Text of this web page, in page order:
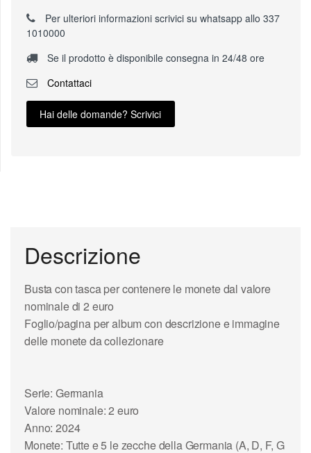
Per ulteriori informazioni scrivici su whatsapp allo 337
1010000
Se il prodotto è disponibile consegna in 24/48 ore
Contattaci
Hai delle domande? Scrivici
Descrizione
Busta con tasca per contenere le monete dal valore
nominale di 2 euro
Foglio/pagina per album con descrizione e immagine
delle monete da collezionare
Serie: Germania
Valore nominale: 2 euro
Anno: 2024
Monete: Tutte e 5 le zecche della Germania (A, D, F, G